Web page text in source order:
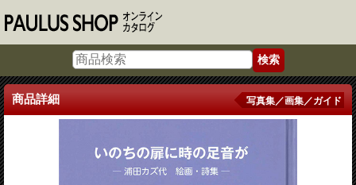
商品詳細 写真集／画集／ガイド